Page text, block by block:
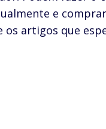
e comprar
os artigos que